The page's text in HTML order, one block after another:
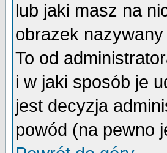
lub jaki masz na
obrazek
To od
i w jaki sposób je
jest decyzja
powód (na pewno